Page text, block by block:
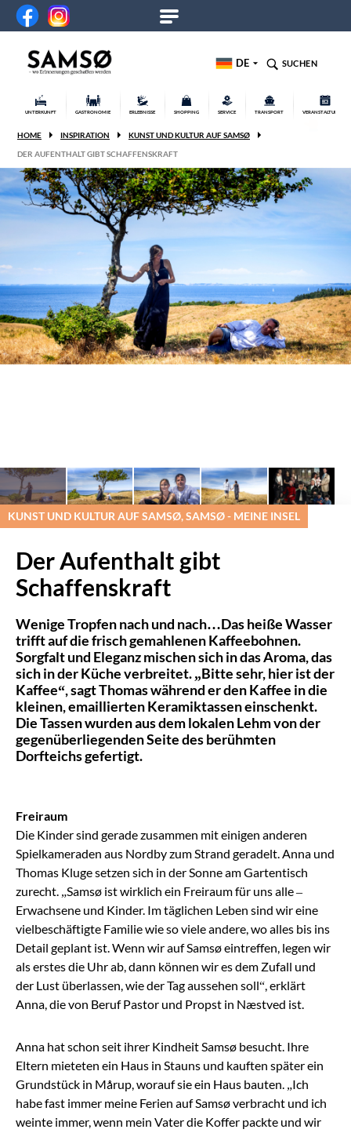
DE SUCHEN
UNTERKUNFT GASTRONOMIE ERLEBNISSE SHOPPING SERVICE TRANSPORT VERANSTALTUNGEN
HOME INSPIRATION
KUNST UND KULTUR AUF SAMSØ
DER AUFENTHALT GIBT SCHAFFENSKRAFT
KUNST UND KULTUR AUF SAMSØ, SAMSØ - MEINE INSEL
Der Aufenthalt gibt
Schaffenskraft
Wenige Tropfen nach und nach…Das heiße Wasser
trifft auf die frisch gemahlenen Kaffeebohnen.
Sorgfalt und Eleganz mischen sich in das Aroma, das
sich in der Küche verbreitet. „Bitte sehr, hier ist der
Kaffee“, sagt Thomas während er den Kaffee in die
kleinen, emaillierten Keramiktassen einschenkt.
Die Tassen wurden aus dem lokalen Lehm von der
gegenüberliegenden Seite des berühmten
Dorfteichs gefertigt.
Freiraum
Die Kinder sind gerade zusammen mit einigen anderen
Spielkameraden aus Nordby zum Strand geradelt. Anna und
Thomas Kluge setzen sich in der Sonne am Gartentisch
zurecht. „Samsø ist wirklich ein Freiraum für uns alle –
Erwachsene und Kinder. Im täglichen Leben sind wir eine
vielbeschäftigte Familie wie so viele andere, wo alles bis ins
Detail geplant ist. Wenn wir auf Samsø eintreffen, legen wir
als erstes die Uhr ab, dann können wir es dem Zufall und
der Lust überlassen, wie der Tag aussehen soll“, erklärt
Anna, die von Beruf Pastor und Propst in Næstved ist.
Anna hat schon seit ihrer Kindheit Samsø besucht. Ihre
Eltern mieteten ein Haus in Stauns und kauften später ein
Grundstück in Mårup, worauf sie ein Haus bauten. „Ich
habe fast immer meine Ferien auf Samsø verbracht und ich
weinte immer, wenn mein Vater die Koffer packte und wir